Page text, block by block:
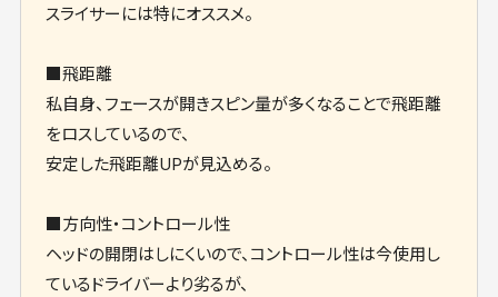
スライサーには特にオススメ。
■飛距離
私自身、フェースが開きスピン量が多くなることで飛距離
をロスしているので、
安定した飛距離UPが見込める。
■方向性・コントロール性
ヘッドの開閉はしにくいので、コントロール性は今使用し
ているドライバーより劣るが、